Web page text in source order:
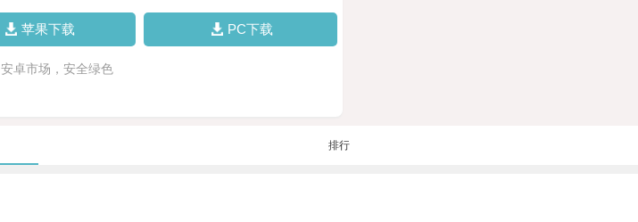
苹果下载 PC下载
安卓市场，安全绿色
排行